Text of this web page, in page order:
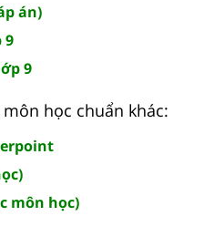
án)
9
9
học chuẩn khác:
môn học)